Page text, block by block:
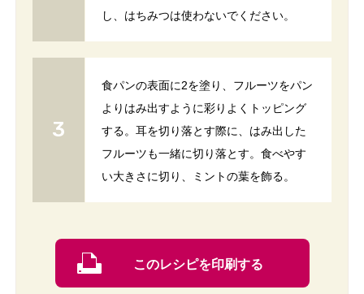
し、はちみつは使わないでください。
食パンの表面に2を塗り、フルーツをパン
よりはみ出すように彩りよくトッピング
する。耳を切り落とす際に、はみ出した
フルーツも一緒に切り落とす。食べやす
い大きさに切り、ミントの葉を飾る。
このレシピを印刷する